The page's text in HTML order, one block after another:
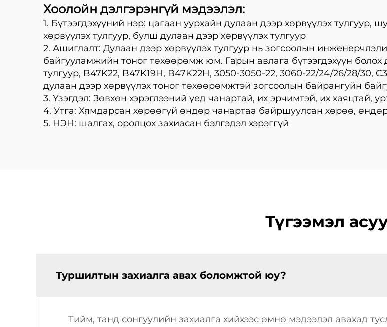
Хоолойн дэлгэрэнгүй мэдээлэл:
1. Бүтээгдэхүүний нэр: цагаан уурхайн дулаан дээр хөрвүүлэх тулгуур,
хөрвүүлэх тулгуур, булш дулаан дээр хөрвүүлэх тулгуур
2. Ашиглалт: Дулаан дээр хөрвүүлэх тулгуур нь зогсоолын
байгууламжийн тоног төхөөрөмж юм. Гарын авлага бүтээгдэхүүн болох
тулгуур, B47K22, B47K19H, B47K22H, 3050-3050-22, 3060-22/24/26/28/30,
дулаан дээр хөрвүүлэх тоног төхөөрөмжтэй зогсоолын байрангуйн
3. Үзэгдэл: Зөвхөн хэрэглээний үед чанартай, их эрчимтэй, их хаяцтай,
4. Утга: Хямдарсан хөрөөгүй өндөр чанартаа байршуулсан хөрөө,
5. НЭН: шалгах, оролцох захиасан бэлгэдэл хэрэггүй
Түгээмэл
Туршилтын захиалга авах боломжтой юу?
Тийм, танд сонгуулийн захиалга хийхээс өмнө мэдээлэл авахад